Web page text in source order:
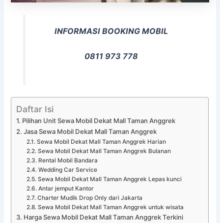
INFORMASI BOOKING MOBIL
0811 973 778
Daftar Isi
Pilihan Unit Sewa Mobil Dekat Mall Taman Anggrek
Jasa Sewa Mobil Dekat Mall Taman Anggrek
Sewa Mobil Dekat Mall Taman Anggrek Harian
Sewa Mobil Dekat Mall Taman Anggrek Bulanan
Rental Mobil Bandara
Wedding Car Service
Sewa Mobil Dekat Mall Taman Anggrek Lepas kunci
Antar jemput Kantor
Charter Mudik Drop Only dari Jakarta
Sewa Mobil Dekat Mall Taman Anggrek untuk wisata
Harga Sewa Mobil Dekat Mall Taman Anggrek Terkini